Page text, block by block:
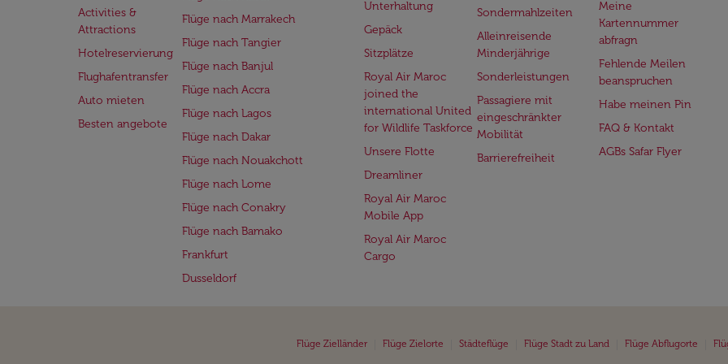
Activities &
Attractions
Hotelreservierung
Flughafentransfer
Auto mieten
Besten angebote
Flüge nach Marrakech
Flüge nach Tangier
Flüge nach Banjul
Flüge nach Accra
Flüge nach Lagos
Flüge nach Dakar
Flüge nach Nouakchott
Flüge nach Lome
Flüge nach Conakry
Flüge nach Bamako
Frankfurt
Dusseldorf
Unterhaltung
Gepäck
Sitzplätze
Royal Air Maroc
joined the
international United
for Wildlife Taskforce
Unsere Flotte
Dreamliner
Royal Air Maroc
Mobile App
Royal Air Maroc
Cargo
Sondermahlzeiten
Alleinreisende
Minderjährige
Sonderleistungen
Passagiere mit
eingeschränkter
Mobilität
Barrierefreiheit
Meine
Kartennummer
abfragn
Fehlende Meilen
beanspruchen
Habe meinen Pin
FAQ & Kontakt
AGBs Safar Flyer
Flüge Zielländer Flüge Zielorte Städteflüge Flüge Stadt zu Land Flüge Abflugorte